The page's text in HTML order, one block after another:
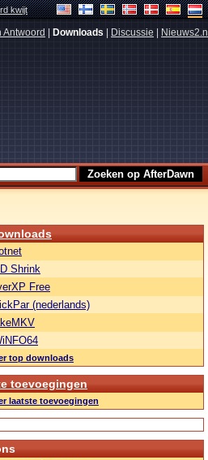
kwijt
Antwoord Downloads Discussie Nieuws2.nl
Shrink
Free
(nederlands)
top downloads
toevoegingen
laatste toevoegingen